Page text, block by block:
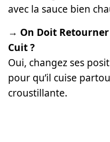
avec la sauce bien
→ On Doit
Cuit ?
Oui, changez ses
pour qu’il cuise
croustillante.